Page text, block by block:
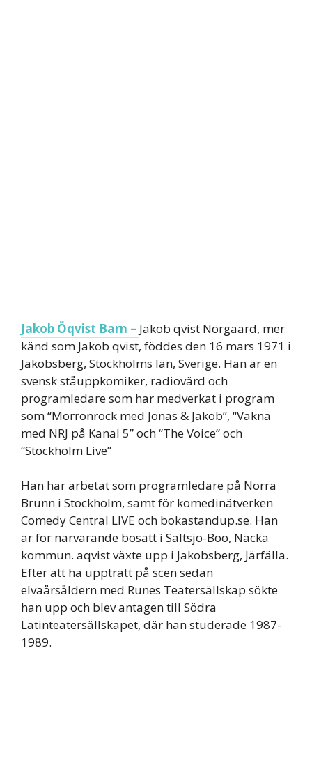
Jakob Öqvist Barn – Jakob qvist Nörgaard, mer
känd som Jakob qvist, föddes den 16 mars 1971 i
Jakobsberg, Stockholms län, Sverige. Han är en
svensk ståuppkomiker, radiovärd och
programledare som har medverkat i program
som “Morronrock med Jonas & Jakob”, “Vakna
med NRJ på Kanal 5” och “The Voice” och
“Stockholm Live”
Han har arbetat som programledare på Norra
Brunn i Stockholm, samt för komedinätverken
Comedy Central LIVE och bokastandup.se. Han
är för närvarande bosatt i Saltsjö-Boo, Nacka
kommun. aqvist växte upp i Jakobsberg, Järfälla.
Efter att ha uppträtt på scen sedan
elvaårsåldern med Runes Teatersällskap sökte
han upp och blev antagen till Södra
Latinteatersällskapet, där han studerade 1987-
1989.